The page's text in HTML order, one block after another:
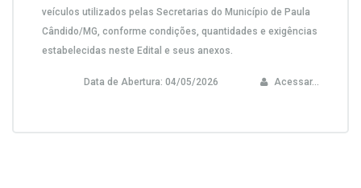
veículos utilizados pelas Secretarias do Município de Paula
Cândido/MG, conforme condições, quantidades e exigências
estabelecidas neste Edital e seus anexos.
Data de Abertura: 04/05/2026 Acessar...